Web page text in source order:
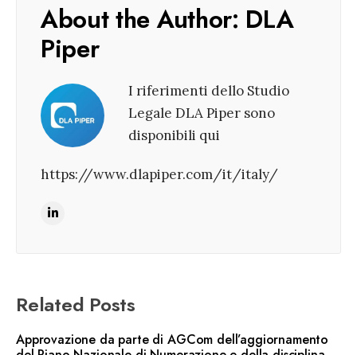
About the Author: DLA
Piper
I riferimenti dello Studio
Legale DLA Piper sono
disponibili qui
https://www.dlapiper.com/it/italy/
Related Posts
Approvazione da parte di AGCom dell’aggiornamento